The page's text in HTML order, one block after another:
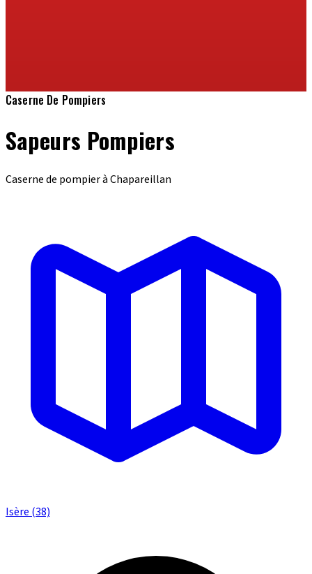
Caserne De Pompiers
Sapeurs Pompiers
Caserne de pompier à Chapareillan
Isère (38)